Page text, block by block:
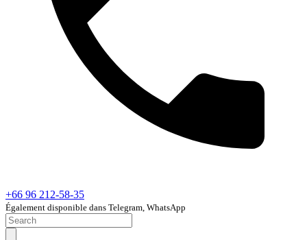
+66 96 212-58-35
Également disponible dans Telegram, WhatsApp